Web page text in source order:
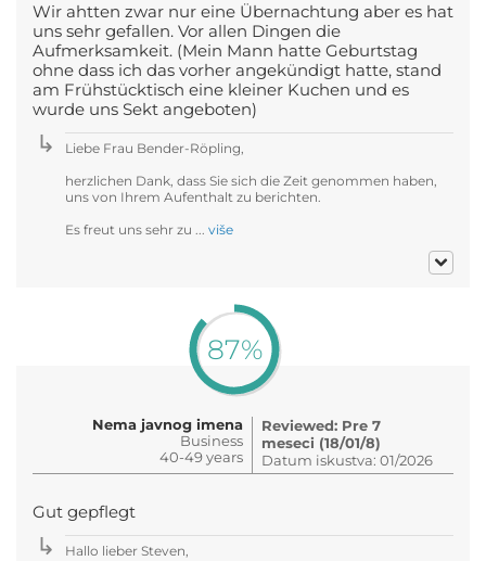
Wir ahtten zwar nur eine Übernachtung aber es hat
uns sehr gefallen. Vor allen Dingen die
Aufmerksamkeit. (Mein Mann hatte Geburtstag
ohne dass ich das vorher angekündigt hatte, stand
am Frühstücktisch eine kleiner Kuchen und es
wurde uns Sekt angeboten)
Liebe Frau Bender-Röpling,
herzlichen Dank, dass Sie sich die Zeit genommen haben,
uns von Ihrem Aufenthalt zu berichten.
Es freut uns sehr zu ... više
87%
Nema javnog imena
Business
40-49 years
Reviewed: Pre 7
meseci (18/01/8)
Datum iskustva: 01/2026
Gut gepflegt
Hallo lieber Steven,